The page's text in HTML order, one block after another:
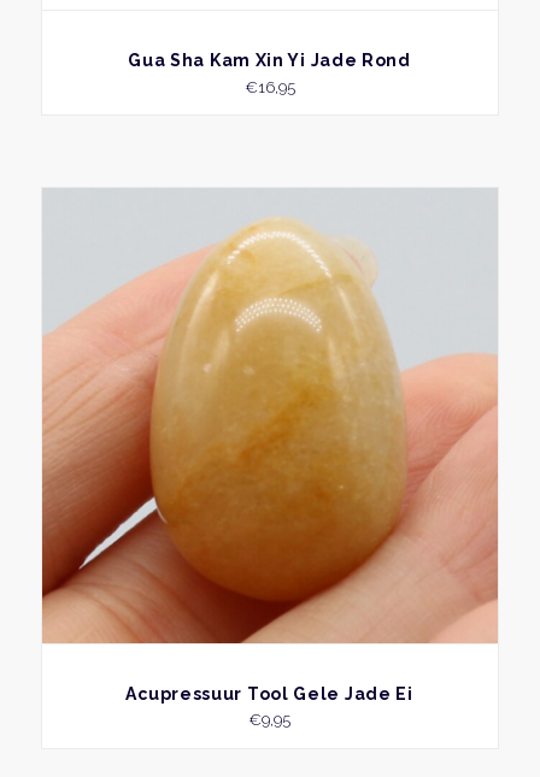
BEKIJK
Gua Sha Kam Xin Yi Jade Rond
€16,95
BEKIJK
Acupressuur Tool Gele Jade Ei
€9,95